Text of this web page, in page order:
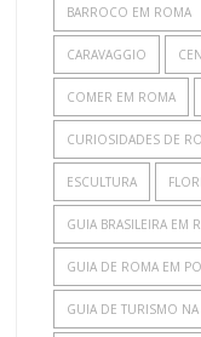
BARROCO EM ROMA
CARAVAGGIO
COMER EM ROMA
CURIOSIDADES DE
ESCULTURA
GUIA BRASILEIRA EM
GUIA DE ROMA EM
GUIA DE TURISMO NA